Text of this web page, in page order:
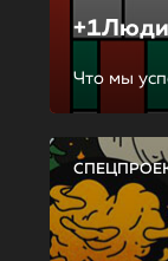
+1Люди
Что мы